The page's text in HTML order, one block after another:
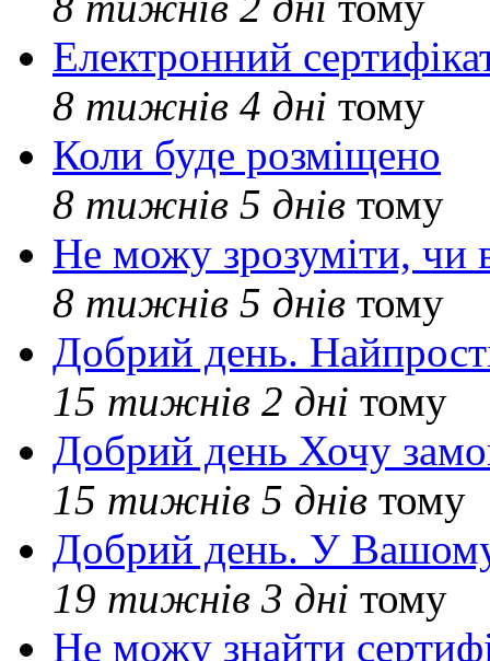
Електронний
8 тижнів 4 дні тому
Коли буде розміщено
8 тижнів 5 днів тому
Не можу зрозуміти, чи
8 тижнів 5 днів тому
Добрий день.
15 тижнів 2 дні тому
Добрий день Хочу
15 тижнів 5 днів тому
Добрий день. У Вашому
19 тижнів 3 дні тому
Не можу знайти